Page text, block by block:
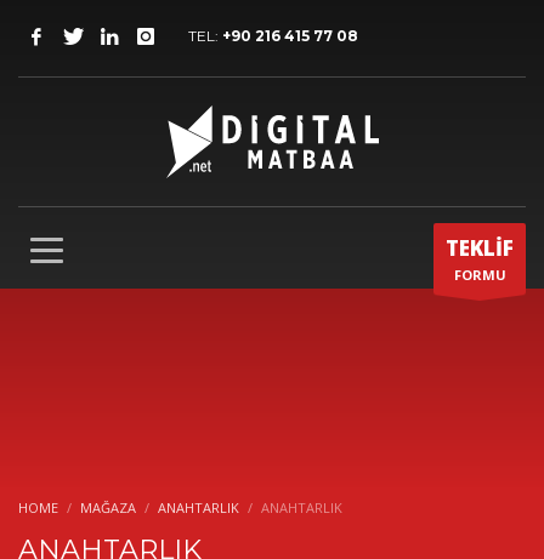
TEL: +90 216 415 77 08
TEKLİF
FORMU
HOME MAĞAZA ANAHTARLIK ANAHTARLIK
ANAHTARLIK